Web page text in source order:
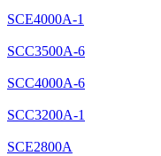
SCE4000A-1
SCC3500A-6
SCC4000A-6
SCC3200A-1
SCE2800A